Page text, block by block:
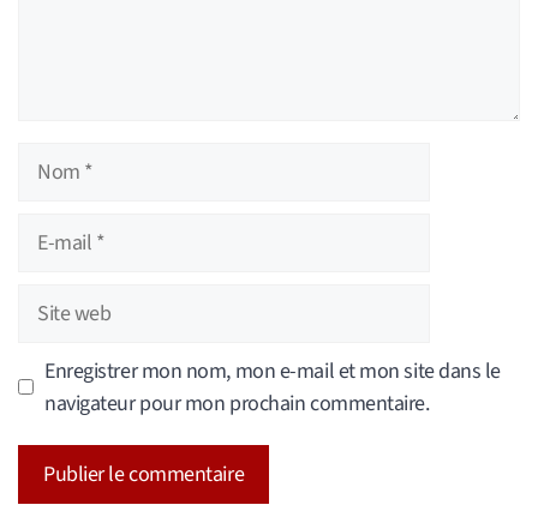
Nom
Site
web
Enregistrer mon nom, mon e-mail et mon site dans le
navigateur pour mon prochain commentaire.